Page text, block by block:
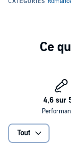
Tout